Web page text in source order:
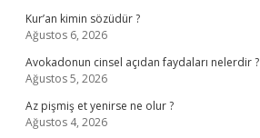
Kur’an kimin sözüdür ?
Ağustos 6, 2026
Avokadonun cinsel açıdan faydaları nelerdir ?
Ağustos 5, 2026
Az pişmiş et yenirse ne olur ?
Ağustos 4, 2026